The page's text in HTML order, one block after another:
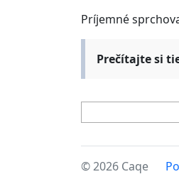
Príjemné
Prečítajte si
© 2026 Caqe